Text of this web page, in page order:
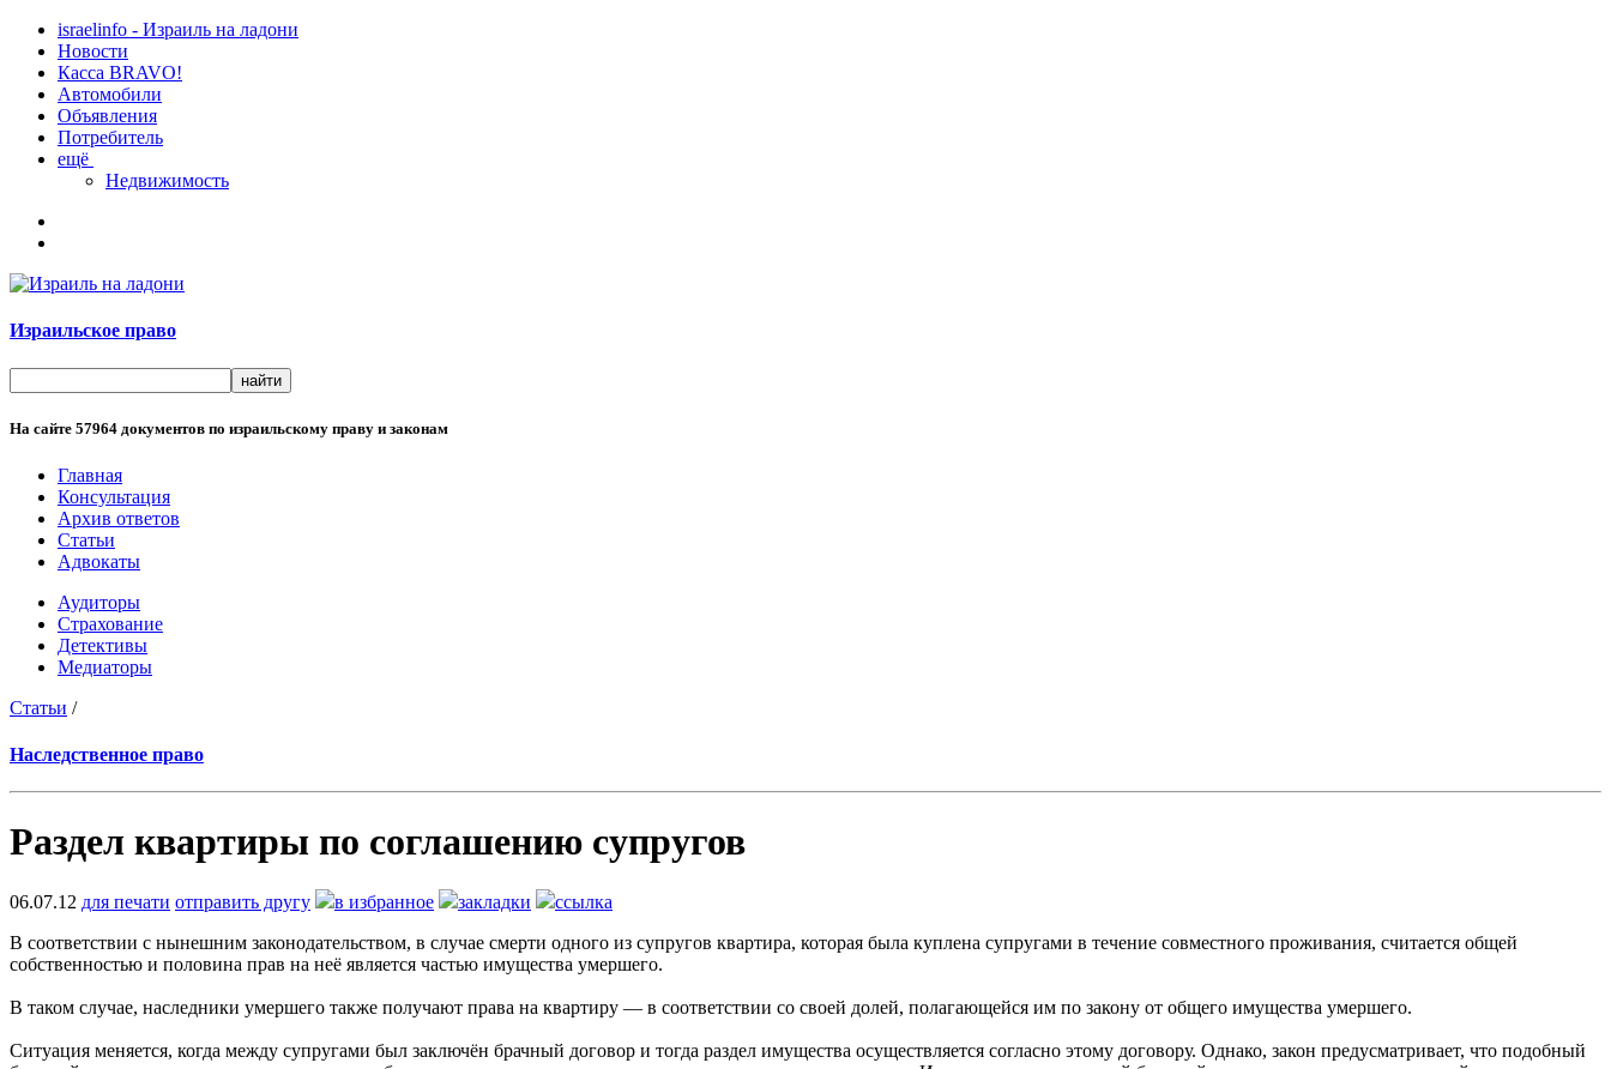
israelinfo - Израиль на ладони
Новости
Касса BRAVO!
Автомобили
Объявления
Потребитель
ещё
Недвижимость
Израильское право
На сайте 57964 документов по израильскому праву и законам
Главная
Консультация
Архив ответов
Статьи
Адвокаты
Аудиторы
Страхование
Детективы
Медиаторы
Статьи /
Наследственное право
Раздел квартиры по соглашению супругов
06.07.12 для печати отправить другу в избранное закладки
ссылка
В соответствии с нынешним законодательством, в случае смерти одного из супругов квартира, которая была куплена супругами в течение совместного проживания, считается общей
собственностью и половина прав на неё является частью имущества умершего.
В таком случае, наследники умершего также получают права на квартиру — в соответствии со своей долей, полагающейся им по закону от общего имущества умершего.
Ситуация меняется, когда между супругами был заключён брачный договор и тогда раздел имущества осуществляется согласно этому договору. Однако, закон предусматривает, что подобный